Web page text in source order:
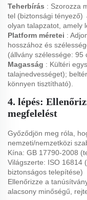
Teherbírás : Szorozza
tel (biztonsági tényező)
olyan talapzatot, amely
Platform méretei :
hosszához és
(állvány szélessége: 95
Magasság : Kültéri
talajnedvességet);
könnyen tisztítható).
4. lépés:
megfelelést
Győződjön meg róla,
nemzeti/nemzetközi
Kína: GB 17790-2008
Világszerte: ISO 16814
biztonságos telepítése)
Ellenőrizze a
alacsony minőségű,